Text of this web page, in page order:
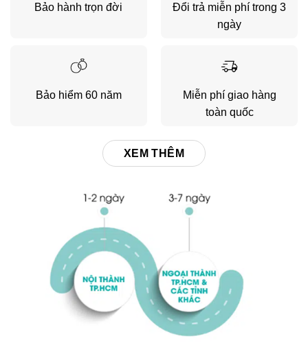
Bảo hành trọn đời
Đổi trả miễn phí trong 3
ngày
Bảo hiểm 60 năm
Miễn phí giao hàng
toàn quốc
XEM THÊM